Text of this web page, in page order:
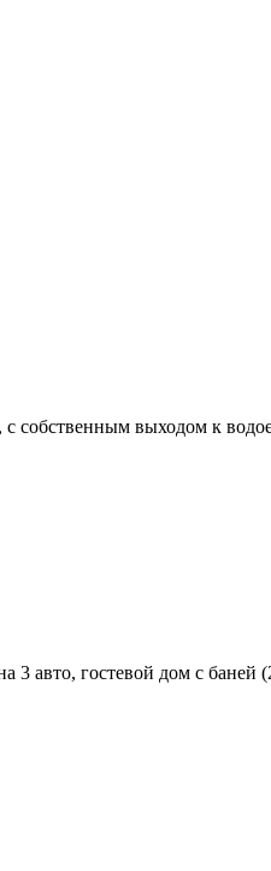
собственным выходом к
авто, гостевой дом с баней